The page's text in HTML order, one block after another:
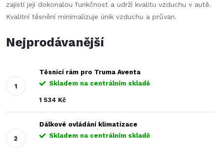
zajistí její dokonalou funkčnost a udrží kvalitu vzduchu v autě.
Kvalitní těsnění minimalizuje únik vzduchu a průvan.
Nejprodávanější
Těsnicí rám pro Truma Aventa
Skladem na centrálním skladě
1 534 Kč
Dálkové ovládání klimatizace
Skladem na centrálním skladě